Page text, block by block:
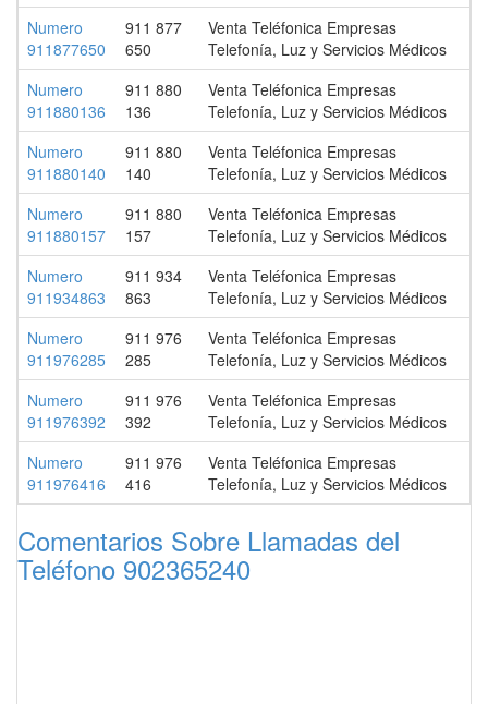
Numero
911877650
911 877
650
Venta Teléfonica Empresas
Telefonía, Luz y Servicios Médicos
Numero
911880136
911 880
136
Venta Teléfonica Empresas
Telefonía, Luz y Servicios Médicos
Numero
911880140
911 880
140
Venta Teléfonica Empresas
Telefonía, Luz y Servicios Médicos
Numero
911880157
911 880
157
Venta Teléfonica Empresas
Telefonía, Luz y Servicios Médicos
Numero
911934863
911 934
863
Venta Teléfonica Empresas
Telefonía, Luz y Servicios Médicos
Numero
911976285
911 976
285
Venta Teléfonica Empresas
Telefonía, Luz y Servicios Médicos
Numero
911976392
911 976
392
Venta Teléfonica Empresas
Telefonía, Luz y Servicios Médicos
Numero
911976416
911 976
416
Venta Teléfonica Empresas
Telefonía, Luz y Servicios Médicos
Comentarios Sobre Llamadas del
Teléfono 902365240